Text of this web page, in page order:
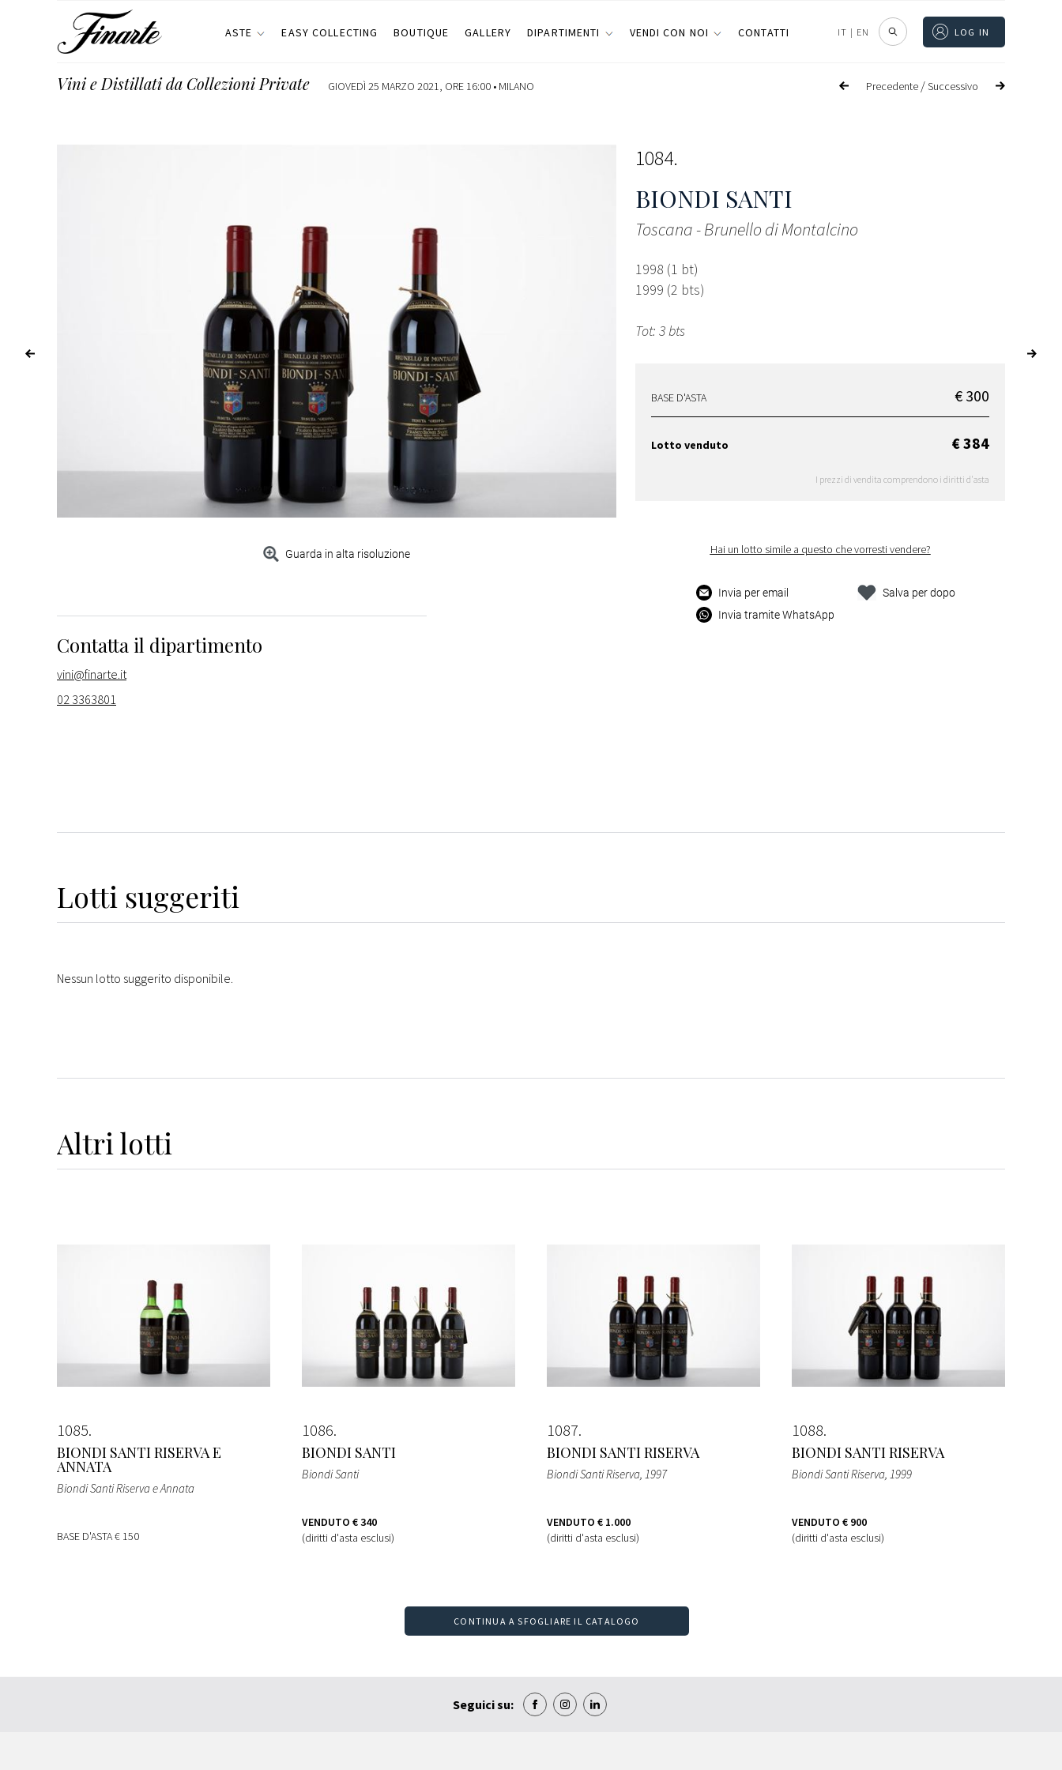
ASTE EASY COLLECTING BOUTIQUE GALLERY DIPARTIMENTI VENDI CON NOI CONTATTI IT | EN LOG IN
Precedente /Successivo
Vini e Distillati da Collezioni Private GIOVEDÌ 25 MARZO 2021, ORE 16:00 • MILANO
Guarda in alta risoluzione
1084
BIONDI SANTI
Toscana - Brunello di Montalcino
1998 (1 bt)
1999 (2 bts)
Tot: 3 bts
BASE D'ASTA € 300
Lotto venduto € 384
I prezzi di vendita comprendono i diritti d'asta
Hai un lotto simile a questo che vorresti vendere?
Invia per email
Invia tramite WhatsApp
Salva per dopo
Contatta il dipartimento
vini@finarte.it
02 3363801
Lotti suggeriti
Nessun lotto suggerito disponibile.
Altri lotti
1085
BIONDI SANTI RISERVA E
ANNATA
Biondi Santi Riserva e Annata
BASE D'ASTA€ 150
1086
BIONDI SANTI
Biondi Santi
VENDUTO € 340
(diritti d'asta esclusi)
1087
BIONDI SANTI RISERVA
Biondi Santi Riserva, 1997
VENDUTO € 1.000
(diritti d'asta esclusi)
1088
BIONDI SANTI RISERVA
Biondi Santi Riserva, 1999
VENDUTO € 900
(diritti d'asta esclusi)
CONTINUA A SFOGLIARE IL CATALOGO
Seguici su: